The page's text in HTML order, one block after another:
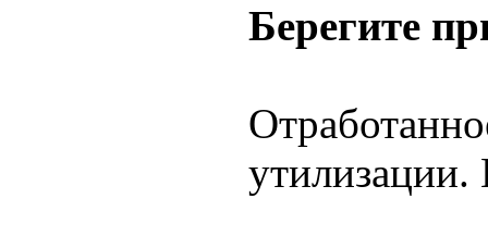
Берегите
утилизации.